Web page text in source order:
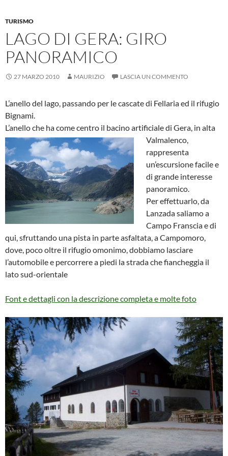
k
TURISMO
LAGO DI GERA: GIRO
PANORAMICO
27 MARZO 2010 MAURIZIO LASCIA UN COMMENTO
L’anello del lago, passando per le cascate di Fellaria ed il rifugio
Bignami.
L’anello che ha come centro il bacino artificiale di Gera, in alta
Valmalenco,
rappresenta
un’escursione facile e
di grande interesse
panoramico.
Per effettuarlo, da
Lanzada saliamo a
Campo Franscia e di
qui, sfruttando una pista in parte asfaltata, a Campomoro,
dove, poco oltre il rifugio omonimo, dobbiamo lasciare
l’automobile e percorrere a piedi la strada che fiancheggia il
lato sud-orientale
Font e dettagli con la descrizione completa e molte foto